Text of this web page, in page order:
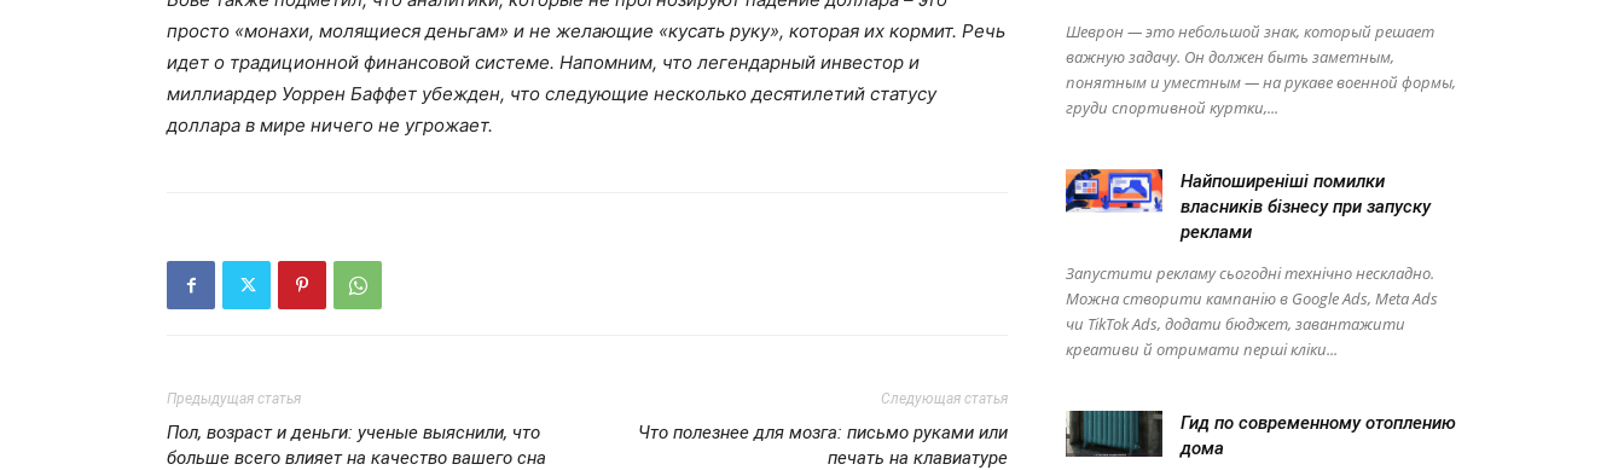
просто «монахи, молящиеся деньгам» и не желающие «кусать руку», которая их кормит. Речь
идет о традиционной финансовой системе. Напомним, что легендарный инвестор и
миллиардер Уоррен Баффет убежден, что следующие несколько десятилетий статусу
доллара в мире ничего не угрожает.
Предыдущая статья
Пол, возраст и деньги: ученые выяснили, что
больше всего влияет на качество вашего сна
Следующая статья
Что полезнее для мозга: письмо руками или
печать на клавиатуре
Шеврон — это небольшой знак, который решает
важную задачу. Он должен быть заметным,
понятным и уместным — на рукаве военной формы,
груди спортивной куртки,...
Найпоширеніші помилки
власників бізнесу при запуску
реклами
Запустити рекламу сьогодні технічно нескладно.
Можна створити кампанію в Google Ads, Meta Ads
чи TikTok Ads, додати бюджет, завантажити
креативи й отримати перші кліки...
Гид по современному отоплению
дома